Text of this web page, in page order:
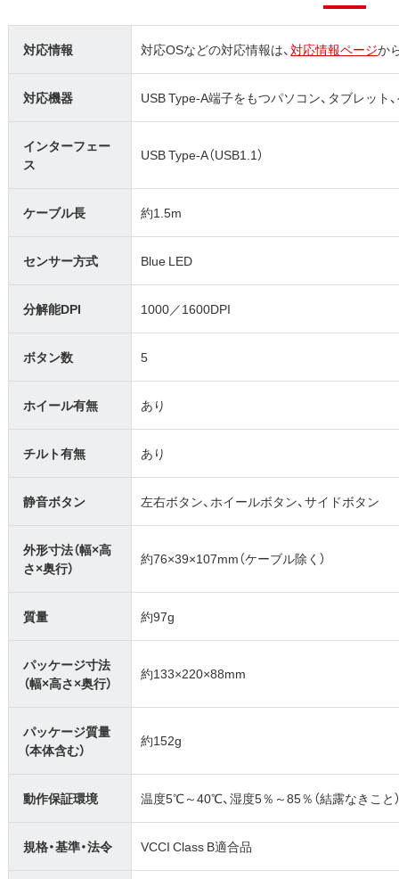
対応情報 対応OSなどの対応情報は、対応情報ページか
対応機器 USB Type-A端子をもつパソコン、タブレット
インターフェー
ス
USB Type-A（USB1.1）
ケーブル長 約1.5m
センサー方式 Blue LED
分解能DPI 1000／1600DPI
ボタン数 5
ホイール有無 あり
チルト有無 あり
静音ボタン 左右ボタン、ホイールボタン、サイドボタン
外形寸法（幅×高
さ×奥行）
約76×39×107mm（ケーブル除く）
質量 約97g
パッケージ寸法
（幅×高さ×奥行）
約133×220×88mm
パッケージ質量
（本体含む）
約152g
動作保証環境 温度5℃～40℃、湿度5％～85％（結露なきこと
規格・基準・法令 VCCI Class B適合品